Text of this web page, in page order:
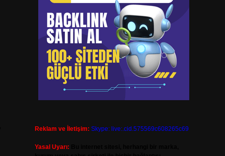
Reklam ve İletişim: Skype: live:.cid.575569c608265c69
Yasal Uyarı: